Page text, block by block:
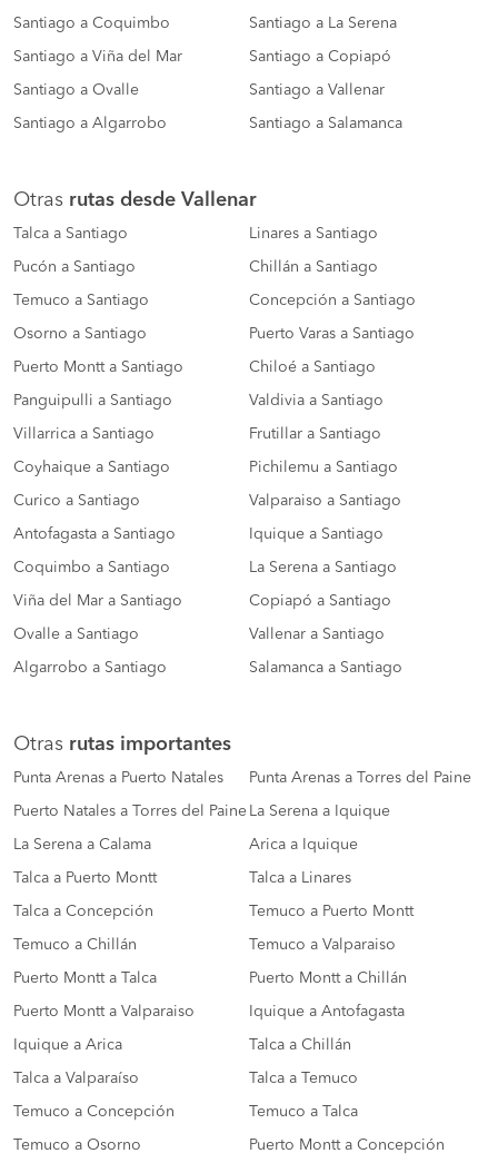
Santiago a Coquimbo Santiago a La Serena
Santiago a Viña del Mar Santiago a Copiapó
Santiago a Ovalle Santiago a Vallenar
Santiago a Algarrobo Santiago a Salamanca
Otras rutas desde Vallenar
Talca a Santiago Linares a Santiago
Pucón a Santiago Chillán a Santiago
Temuco a Santiago Concepción a Santiago
Osorno a Santiago Puerto Varas a Santiago
Puerto Montt a Santiago Chiloé a Santiago
Panguipulli a Santiago Valdivia a Santiago
Villarrica a Santiago Frutillar a Santiago
Coyhaique a Santiago Pichilemu a Santiago
Curico a Santiago Valparaiso a Santiago
Antofagasta a Santiago Iquique a Santiago
Coquimbo a Santiago La Serena a Santiago
Viña del Mar a Santiago Copiapó a Santiago
Ovalle a Santiago Vallenar a Santiago
Algarrobo a Santiago Salamanca a Santiago
Otras rutas importantes
Punta Arenas a Puerto Natales Punta Arenas a Torres del Paine
Puerto Natales a Torres del Paine La Serena a Iquique
La Serena a Calama Arica a Iquique
Talca a Puerto Montt Talca a Linares
Talca a Concepción Temuco a Puerto Montt
Temuco a Chillán Temuco a Valparaiso
Puerto Montt a Talca Puerto Montt a Chillán
Puerto Montt a Valparaiso Iquique a Antofagasta
Iquique a Arica Talca a Chillán
Talca a Valparaíso Talca a Temuco
Temuco a Concepción Temuco a Talca
Temuco a Osorno Puerto Montt a Concepción